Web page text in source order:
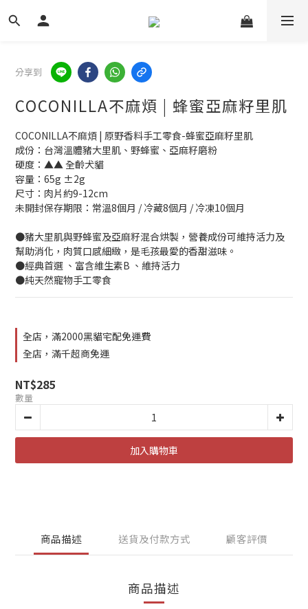
分享到
COCONILLA不麻煩 | 蜂蜜亞麻籽里肌
COCONILLA不麻煩 | 原野香料手工零食-蜂蜜亞麻籽里肌
成份：台灣溫體豬大里肌、野蜂蜜、亞麻籽磨粉
硬度：▲▲ 全齡犬貓
容量：65g ±2g
尺寸：肉片約9-12cm
未開封保存期限：常溫8個月 / 冷藏8個月 / 冷凍10個月
●豬大里肌與野蜂蜜及亞麻籽混合烘製，營養成份可維持活力及
幫助消化，肉質口感細緻，是毛孩最愛的香甜滋味。
●經典首選 、富含維生素B 、維持活力
●純天然寵物手工零食
全店，滿2000黑貓宅配免運費
全店，滿千超商免運
NT$285
數量
加入購物車
商品描述 送貨及付款方式 顧客評價
商品描述